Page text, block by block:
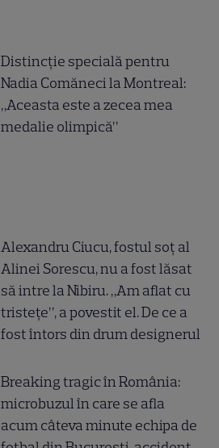
Distincție specială pentru
Nadia Comăneci la Montreal:
„Aceasta este a zecea mea
medalie olimpică”
Alexandru Ciucu, fostul soț al
Alinei Sorescu, nu a fost lăsat
să intre la Nibiru. „Am aflat cu
tristețe”, a povestit el. De ce a
fost întors din drum designerul
Breaking tragic în România:
microbuzul în care se afla
acum câteva minute echipa de